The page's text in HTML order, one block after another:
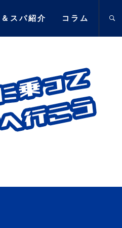
スパ紹介 コラム
ウ